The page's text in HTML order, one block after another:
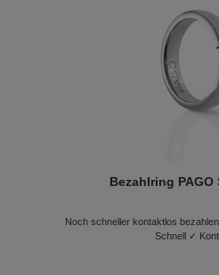
Bezahlring
Noch schneller kontaktlos
Schnell ✓